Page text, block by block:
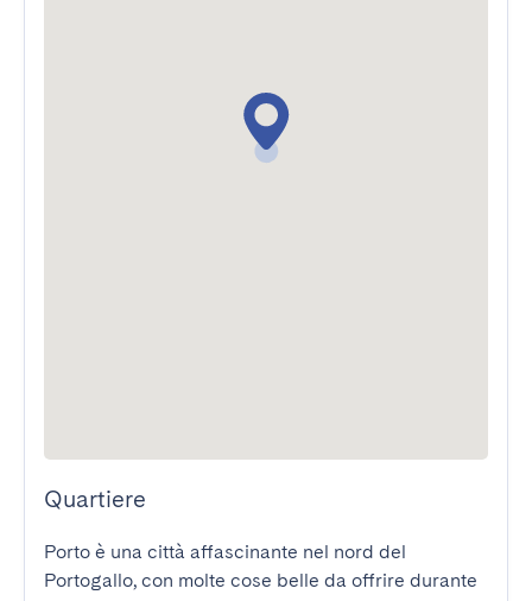
Quartiere
Porto è una città affascinante nel nord del
Portogallo, con molte cose belle da offrire durante